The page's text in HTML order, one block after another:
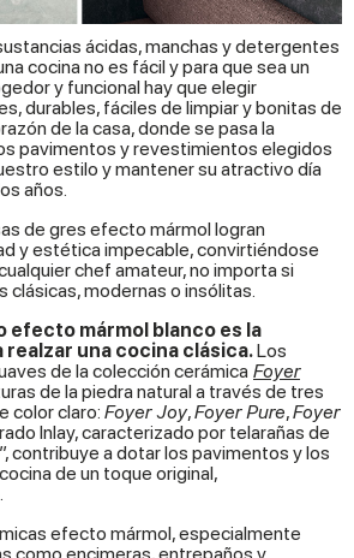
ácidas, manchas y detergentes
cocina no es fácil y para que sea un
y funcional hay que elegir
durables, fáciles de limpiar y bonitas de
de la casa, donde se pasa la
pavimentos y revestimientos elegidos
estilo y mantener su atractivo día
años.
de gres efecto mármol logran
y estética impecable, convirtiéndose
chef amateur, no importa si
clásicas, modernas o insólitas.
efecto mármol blanco es la
realzar una cocina clásica.Los
de la colección cerámica Foyer
de la piedra natural a través de tres
color claro: Foyer Joy,Foyer Pure,Foyer
Inlay, caracterizado por telarañas de
contribuye a dotar los pavimentos y los
de un toque original,
efecto mármol, especialmente